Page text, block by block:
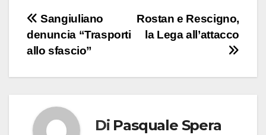
Navigazione
articoli
Rostan e Rescigno,
la Lega all’attacco
Sangiuliano
denuncia “Trasporti
allo sfascio”
Di Pasquale Spera